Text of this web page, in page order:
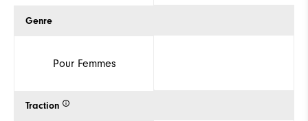
Genre
Pour Femmes
Traction